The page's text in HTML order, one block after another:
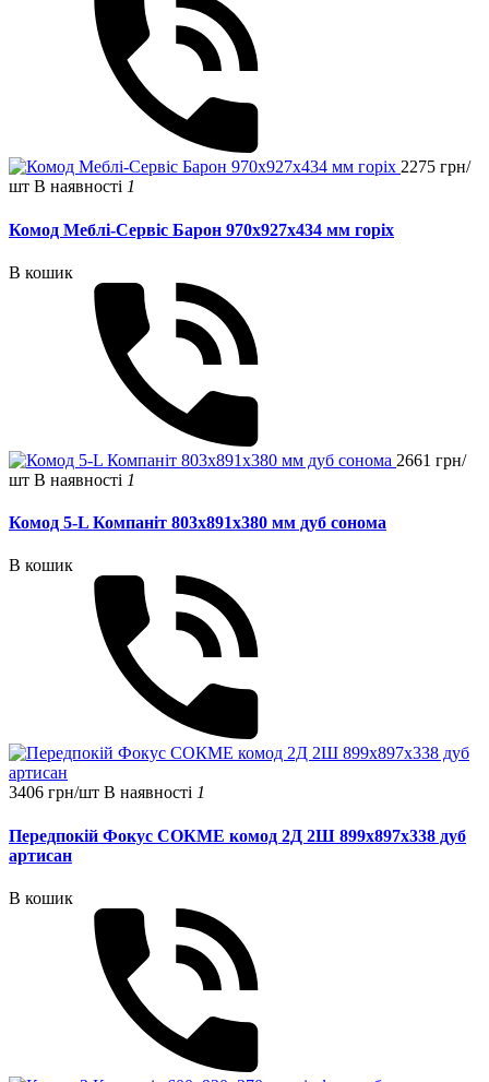
2275 грн/
шт В наявності 1
Комод Меблі-Сервіс Барон 970х927х434 мм горіх
В кошик
2661 грн/
шт В наявності 1
Комод 5-L Компаніт 803x891x380 мм дуб сонома
В кошик
3406 грн/шт В наявності 1
Передпокій Фокус СОКМЕ комод 2Д 2Ш 899х897х338 дуб
артисан
В кошик